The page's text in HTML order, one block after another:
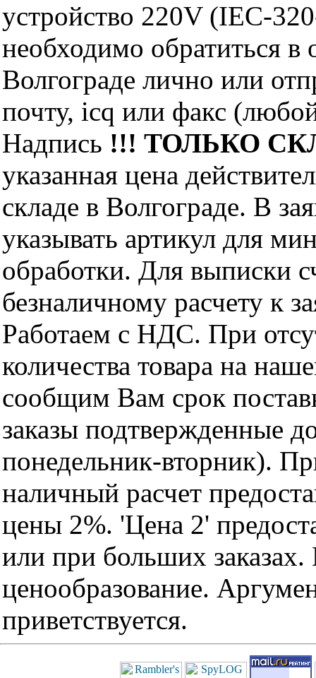
устройство 220V (IEC-
необходимо
Волгограде лично или
почту, icq или факс
Надпись !!! ТОЛЬКО
указанная цена
складе в Волгограде. В
указывать артикул для
обработки. Для выписки
безналичному расчету к
Работаем с НДС. При
количества товара на
сообщим Вам срок
заказы подтвержденные
понедельник-вторник).
наличный расчет
цены 2%. 'Цена 2'
или при больших
ценообразование.
приветствуется.